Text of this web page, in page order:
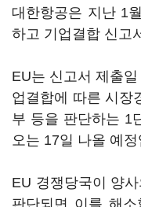
대한항공은 지난 1
하고 기업결합 신고
EU는 신고서 제출
업결합에 따른 시장
부 등을 판단하는 1
오는 17일 나올 예
EU 경쟁당국이 양
판단되면 이를 해